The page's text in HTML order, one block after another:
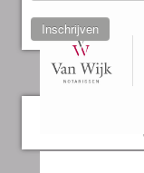
Inschrijven